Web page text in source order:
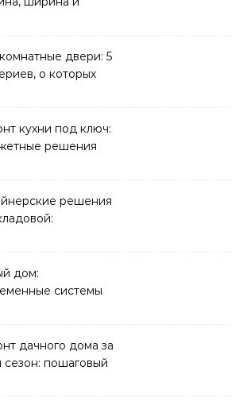
двери: 5
о которых
кухни под ключ:
решения
решения
дом:
системы
дачного дома за
сезон: пошаговый